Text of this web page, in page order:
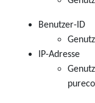
Benutzer-ID
IP-Adresse